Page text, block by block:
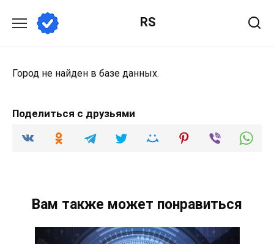
содержанию
RS
Город не найден в базе данных.
Поделиться с друзьями
Вам также может понравиться